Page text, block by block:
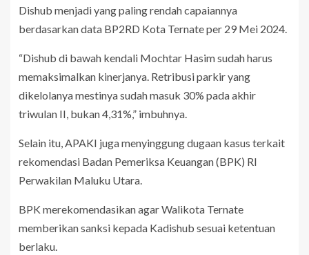
Dishub menjadi yang paling rendah capaiannya
berdasarkan data BP2RD Kota Ternate per 29 Mei 2024.
“Dishub di bawah kendali Mochtar Hasim sudah harus
memaksimalkan kinerjanya. Retribusi parkir yang
dikelolanya mestinya sudah masuk 30% pada akhir
triwulan II, bukan 4,31%,” imbuhnya.
Selain itu, APAKI juga menyinggung dugaan kasus terkait
rekomendasi Badan Pemeriksa Keuangan (BPK) RI
Perwakilan Maluku Utara.
BPK merekomendasikan agar Walikota Ternate
memberikan sanksi kepada Kadishub sesuai ketentuan
berlaku.